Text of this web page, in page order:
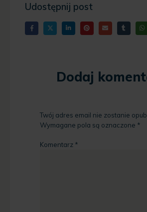
Udostępnij post
Dodaj
Twój adres email nie zostanie
Wymagane pola są oznaczone *
Komentarz *